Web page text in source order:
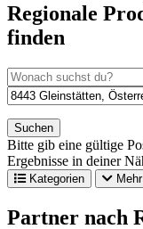
Regionale
finden
Suchen
Bitte gib eine gültige
Ergebnisse in deiner
Kategorien
Partner nach